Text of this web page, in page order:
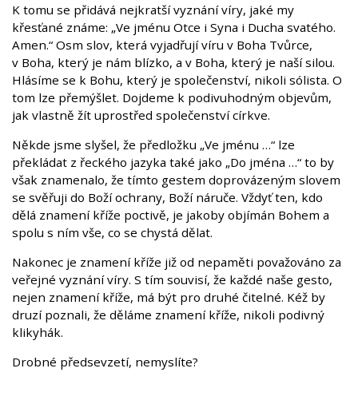
K tomu se přidává nejkratší vyznání víry, jaké my
křesťané známe: „Ve jménu Otce i Syna i Ducha svatého.
Amen.“ Osm slov, která vyjadřují víru v Boha Tvůrce,
v Boha, který je nám blízko, a v Boha, který je naší silou.
Hlásíme se k Bohu, který je společenství, nikoli sólista. O
tom lze přemýšlet. Dojdeme k podivuhodným objevům,
jak vlastně žít uprostřed společenství církve.
Někde jsme slyšel, že předložku „Ve jménu …“ lze
překládat z řeckého jazyka také jako „Do jména …“ to by
však znamenalo, že tímto gestem doprovázeným slovem
se svěřuji do Boží ochrany, Boží náruče. Vždyť ten, kdo
dělá znamení kříže poctivě, je jakoby objímán Bohem a
spolu s ním vše, co se chystá dělat.
Nakonec je znamení kříže již od nepaměti považováno za
veřejné vyznání víry. S tím souvisí, že každé naše gesto,
nejen znamení kříže, má být pro druhé čitelné. Kéž by
druzí poznali, že děláme znamení kříže, nikoli podivný
klikyhák.
Drobné předsevzetí, nemyslíte?